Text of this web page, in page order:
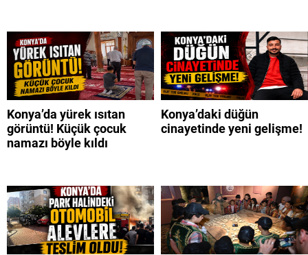
Konya’da yürek ısıtan
görüntü! Küçük çocuk
namazı böyle kıldı
Konya’daki düğün
cinayetinde yeni gelişme!